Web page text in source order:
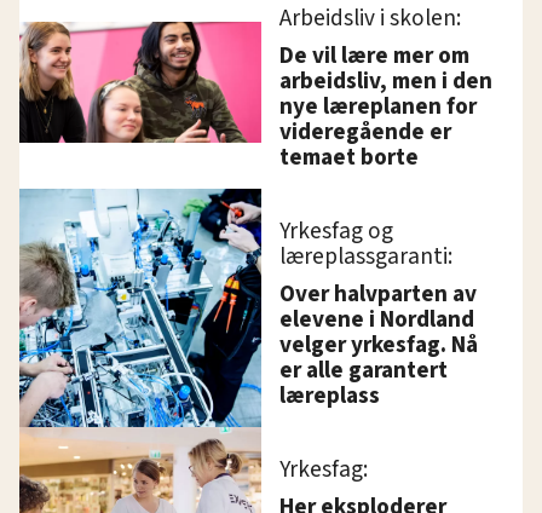
Arbeidsliv i skolen:
De vil lære mer om
arbeidsliv, men i den
nye læreplanen for
videregående er
temaet borte
Yrkesfag og
læreplassgaranti:
Over halvparten av
elevene i Nordland
velger yrkesfag. Nå
er alle garantert
læreplass
Yrkesfag: